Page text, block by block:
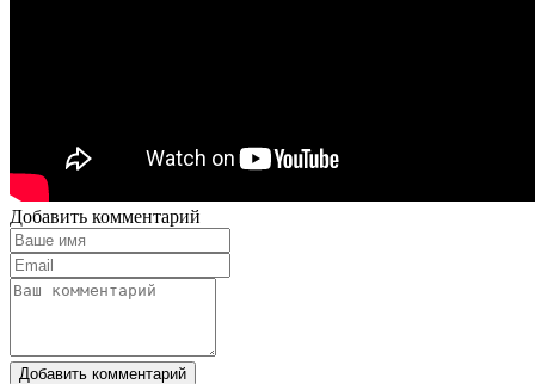
Добавить комментарий
Добавить комментарий